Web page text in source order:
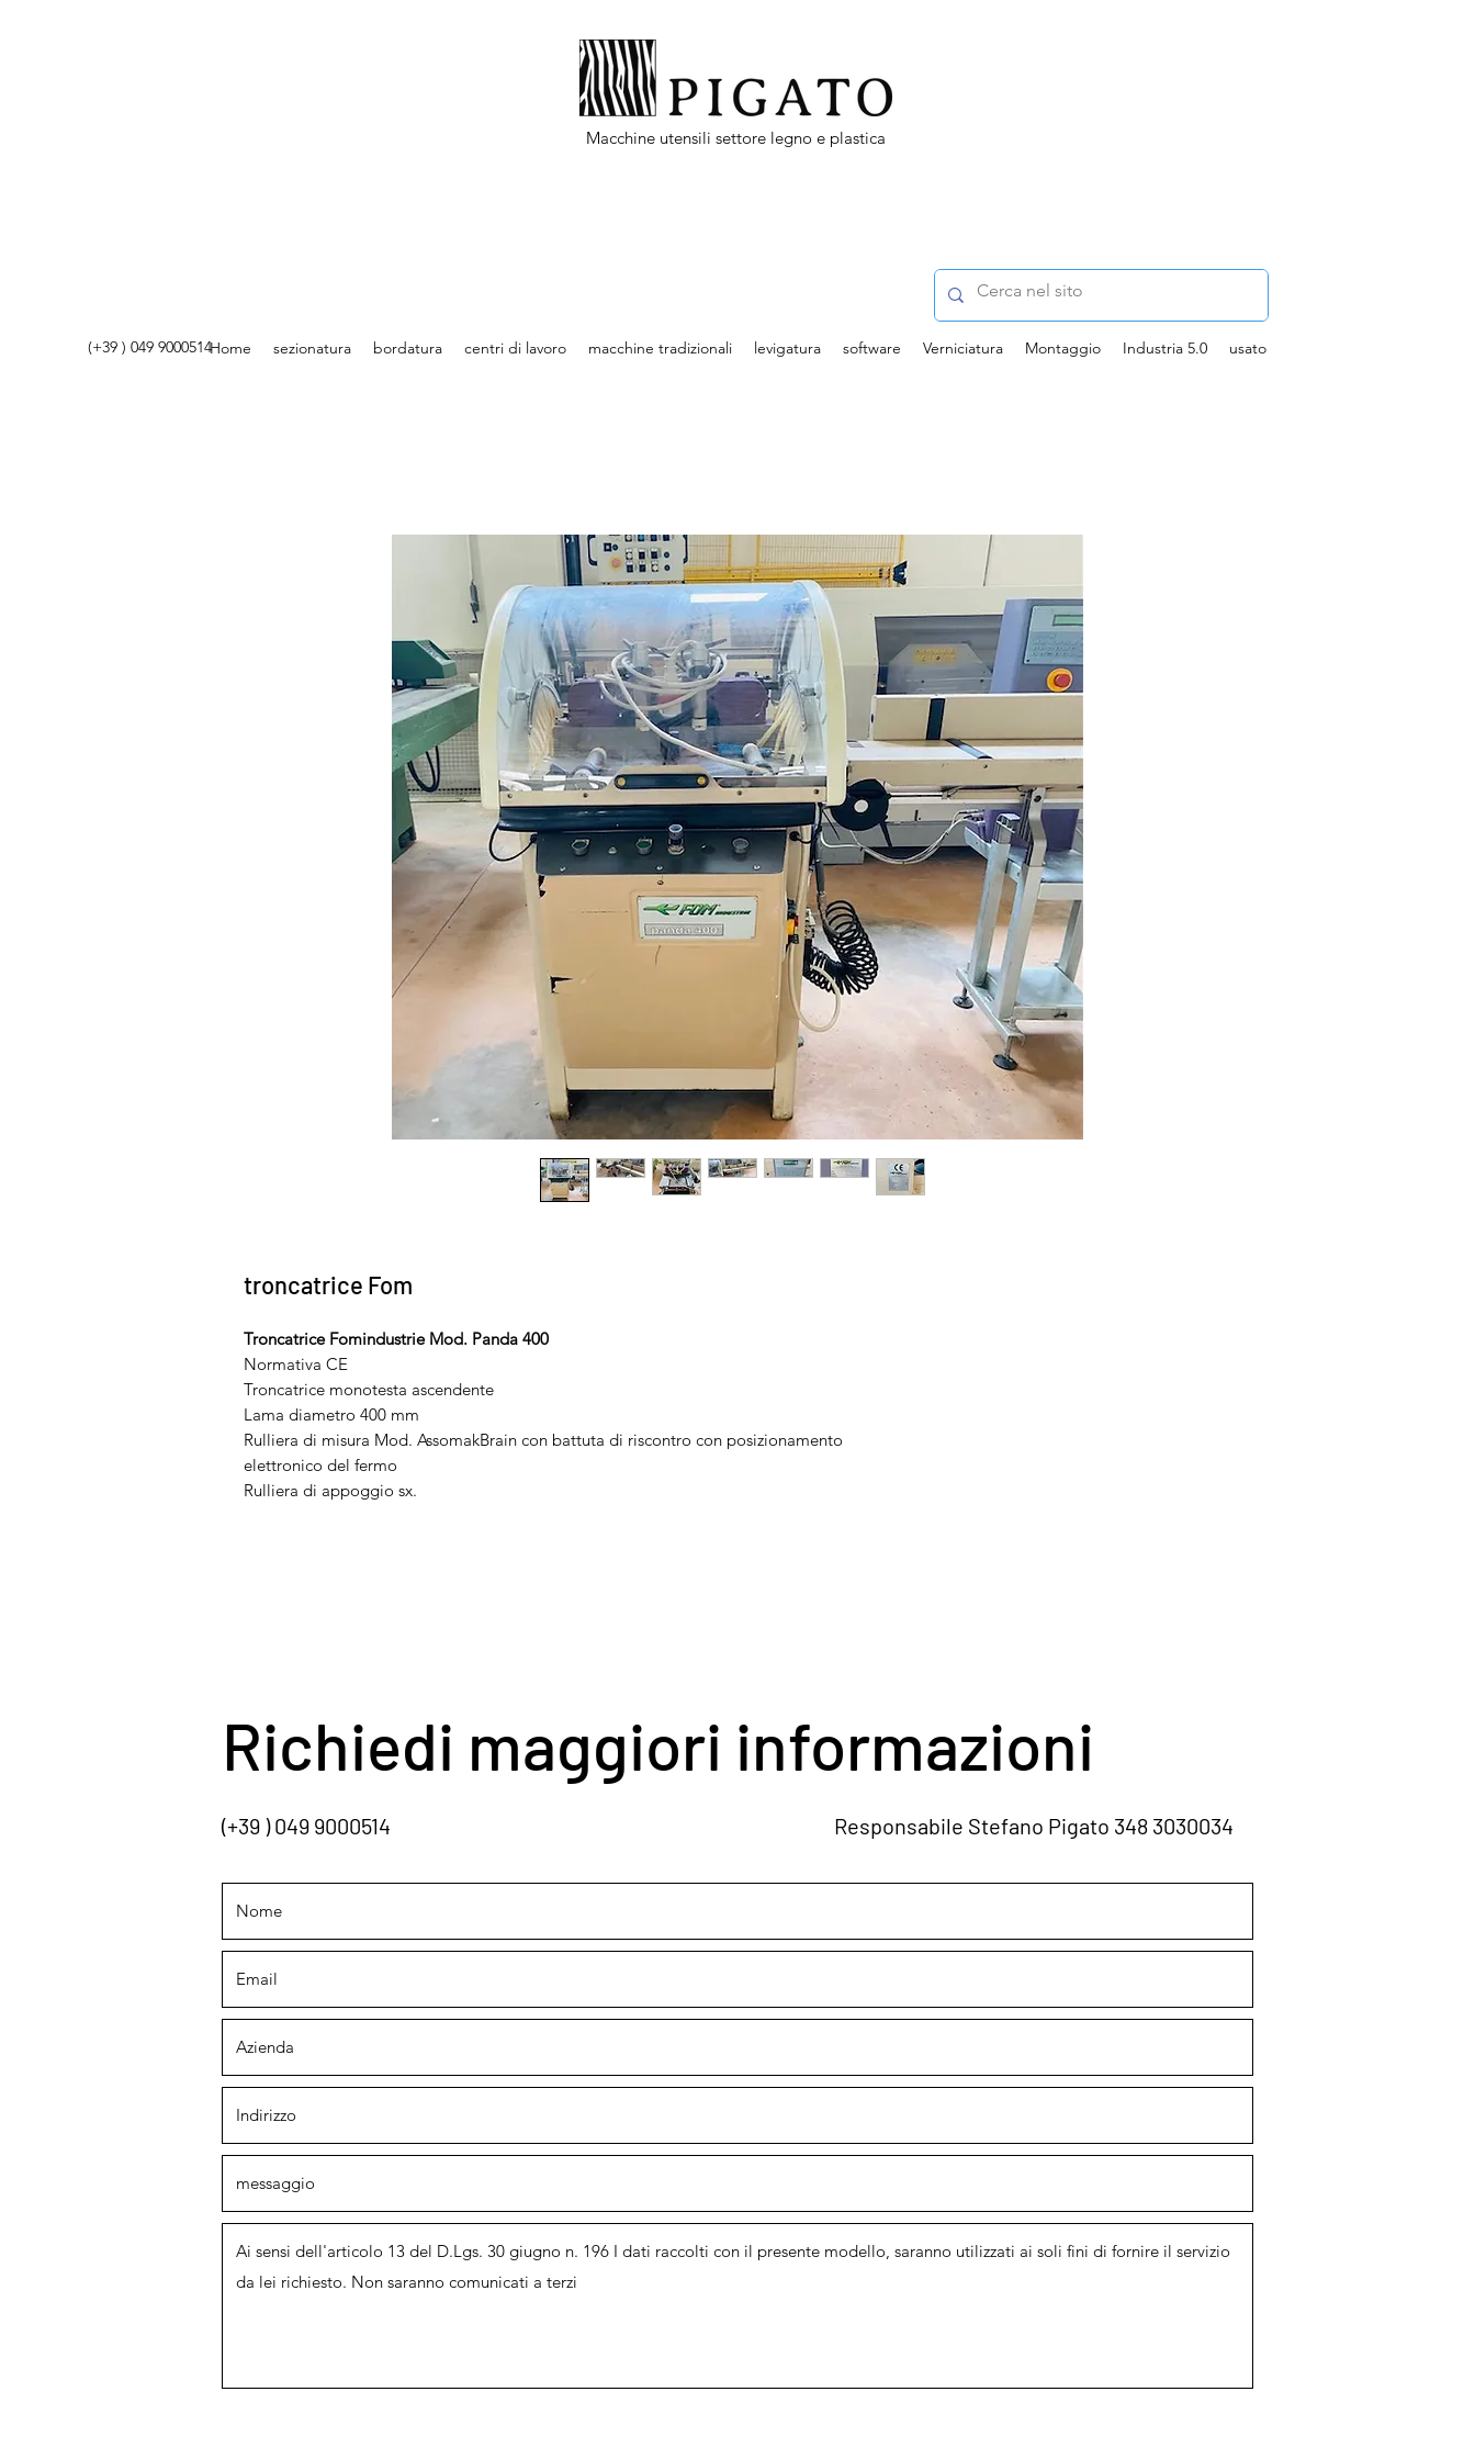
Macchine utensili settore legno e plastica
(+39 ) 049 9000514Home sezionatura bordatura centri di lavoro macchine tradizionali levigatura software Verniciatura Montaggio Industria 5.0 usato
troncatrice Fom
Troncatrice Fomindustrie Mod. Panda 400
Normativa CE
Troncatrice monotesta ascendente
Lama diametro 400 mm
Rulliera di misura Mod. AssomakBrain con battuta di riscontro con posizionamento
elettronico del fermo
Rulliera di appoggio sx.
Richiedi maggiori informazioni
(+39 ) 049 9000514 Responsabile Stefano Pigato 348 3030034